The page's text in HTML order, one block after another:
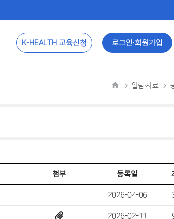
K-HEALTH 교육신청 로그인∙회원가입
알림∙자료
첨부 등록일
2026-04-06
2026-02-11